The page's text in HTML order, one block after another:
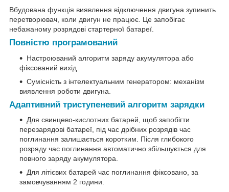
Вбудована функція виявлення відключення двигуна зупинить
перетворювач, коли двигун не працює. Це запобігає
небажаному розрядові стартерної батареї.
Повністю програмований
Настроюваний алгоритм заряду акумулятора або
фіксований вихід
Сумісність з інтелектуальним генератором: механізм
виявлення роботи двигуна.
Адаптивний триступеневий алгоритм зарядки
Для свинцево-кислотних батарей, щоб запобігти
перезарядові батареї, під час дрібних розрядів час
поглинання залишається коротким. Після глибокого
розряду час поглинання автоматично збільшується для
повного заряду акумулятора.
Для літієвих батарей час поглинання фіксовано, за
замовчуванням 2 години.